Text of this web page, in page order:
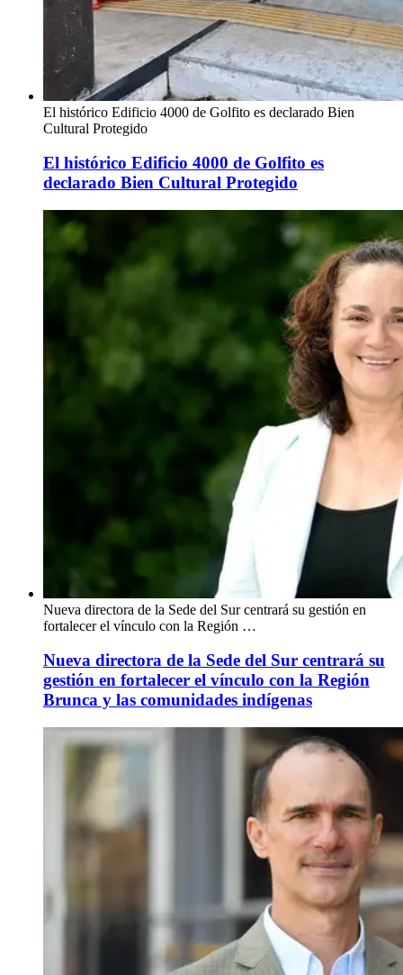
El histórico Edificio 4000 de Golfito es declarado Bien
Cultural Protegido
El histórico Edificio 4000 de Golfito es
declarado Bien Cultural Protegido
Nueva directora de la Sede del Sur centrará su gestión en
fortalecer el vínculo con la Región …
Nueva directora de la Sede del Sur centrará su
gestión en fortalecer el vínculo con la Región
Brunca y las comunidades indígenas